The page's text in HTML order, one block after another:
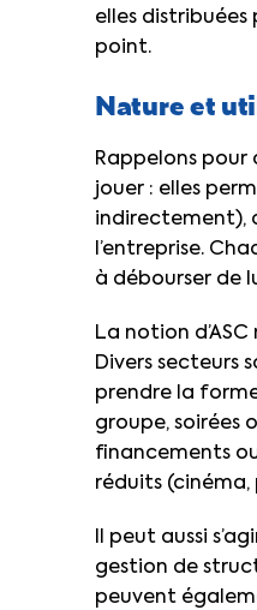
elles distribuées
point.
Nature et
Rappelons pour
jouer : elles
indirectement),
l’entreprise.
à débourser de
La notion
Divers secteurs
prendre la
groupe, soirées
financements
réduits
Il peut aussi
gestion de
peuvent